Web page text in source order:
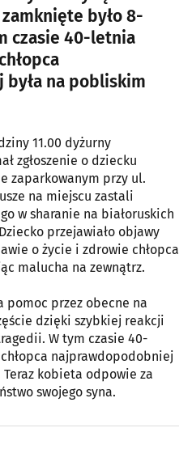
było 8-
czasie 40-letnia
na pobliskim
11.00 dyżurny
zgłoszenie o dziecku
zaparkowanym przy ul.
na miejscu zastali
w sharanie na białoruskich
przejawiało objawy
o życie i zdrowie chłopca
malucha na zewnątrz.
pomoc przez obecne na
dzięki szybkiej reakcji
W tym czasie 40-
najprawdopodobniej
kobieta odpowie za
swojego syna.